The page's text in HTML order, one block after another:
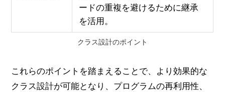
ードの重複を避けるために継承
を活用。
クラス設計のポイント
これらのポイントを踏まえることで、より効果的な
クラス設計が可能となり、プログラムの再利用性、